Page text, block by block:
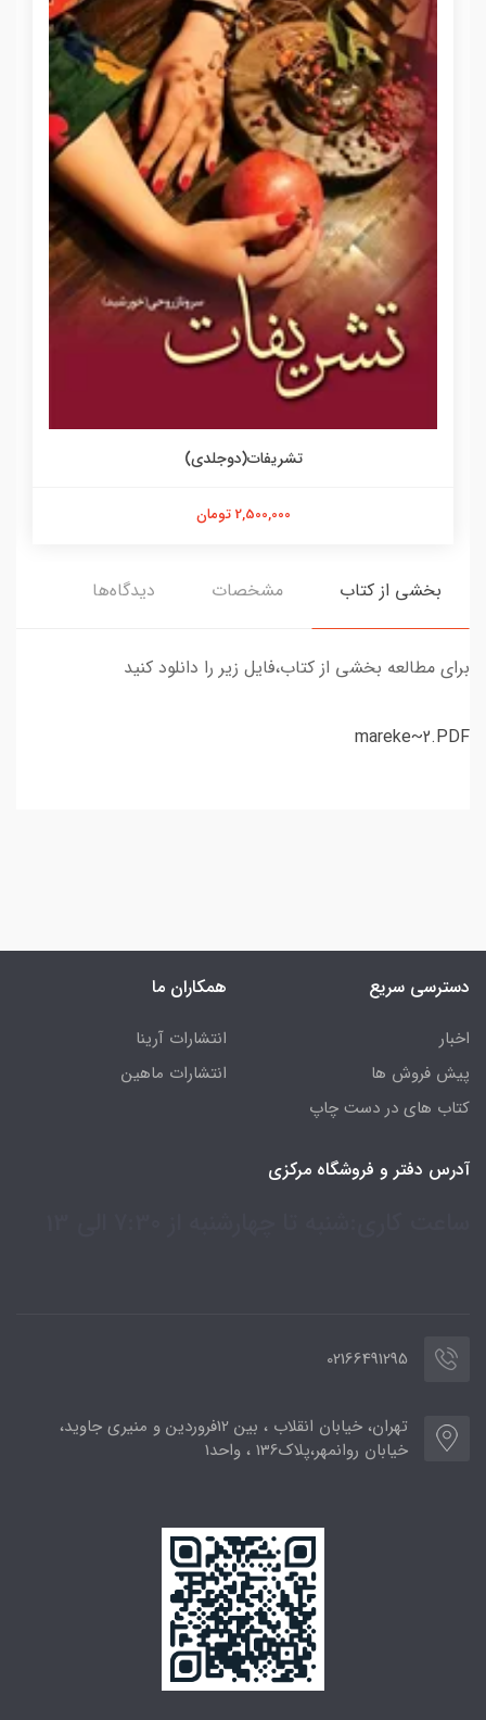
تشریفات(دوجلدی)
2,500,000 تومان
بخشی از کتاب مشخصات دیدگاه‌ها
برای مطالعه بخشی از کتاب،فایل زیر را دانلود کنید
mareke~2.PDF
دسترسی سریع
اخبار
پیش فروش ها
کتاب های در دست چاپ
همکاران ما
انتشارات آرینا
انتشارات ماهین
آدرس دفتر و فروشگاه مرکزی
02166491295
تهران، خیابان انقلاب ، بین 12فروردین و منیری جاوید،
خیابان روانمهر،پلاک136 ، واحد1